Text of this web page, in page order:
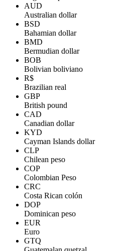
AUD
Australian dollar
BSD
Bahamian dollar
BMD
Bermudian dollar
BOB
Bolivian boliviano
R$
Brazilian real
GBP
British pound
CAD
Canadian dollar
KYD
Cayman Islands dollar
CLP
Chilean peso
COP
Colombian Peso
CRC
Costa Rican colón
DOP
Dominican peso
EUR
Euro
GTQ